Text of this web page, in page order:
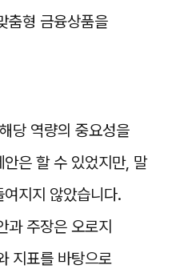
춤형 금융상품을
당 역량의 중요성을
은 할 수 있었지만, 말
지지 않았습니다.
과 주장은 오로지
지표를 바탕으로